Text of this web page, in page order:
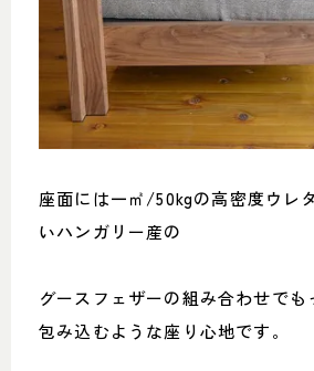
座面には一㎥/50kgの高密度ウレ
いハンガリー産の
グースフェザーの組み合わせでも
包み込むような座り心地です。